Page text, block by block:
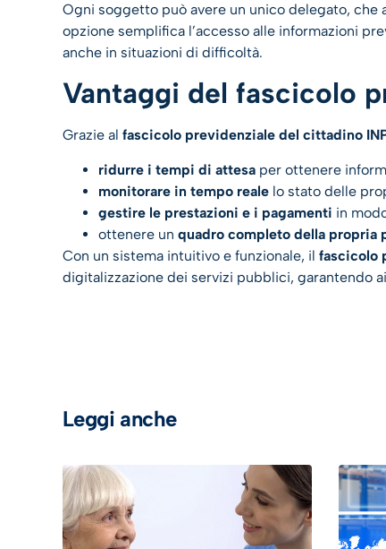
Ogni soggetto può avere un unico delegato,
opzione semplifica l’accesso alle informazioni
anche in situazioni di difficoltà.
Vantaggi del fascicolo
Grazie al fascicolo previdenziale del cittadino
ridurre i tempi di attesa per ottenere
monitorare in tempo reale lo stato delle
gestire le prestazioni e i pagamenti in
ottenere un quadro completo della propria
Con un sistema intuitivo e funzionale, il fascicolo
digitalizzazione dei servizi pubblici, garantendo
Leggi anche